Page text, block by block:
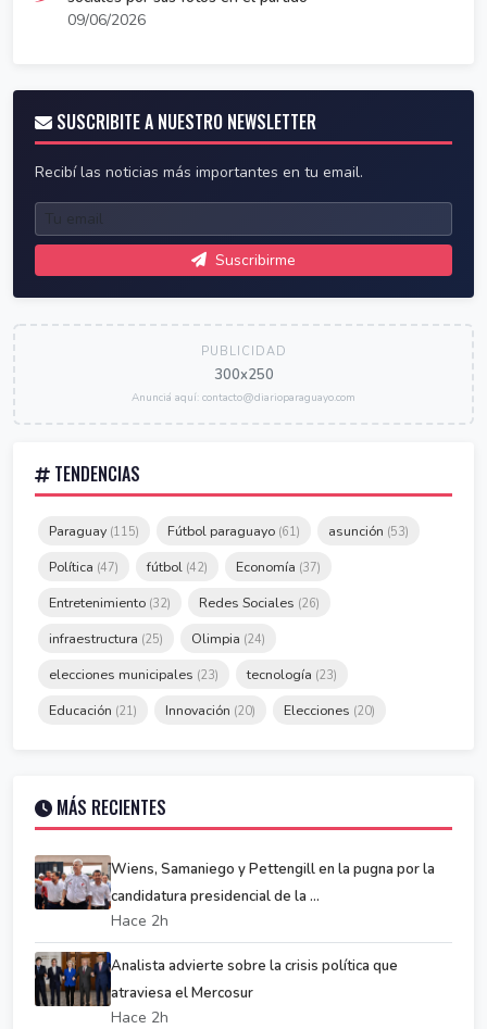
09/06/2026
SUSCRIBITE A NUESTRO NEWSLETTER
Recibí las noticias más importantes en tu email.
Suscribirme
PUBLICIDAD
300x250
Anunciá aquí: contacto@diarioparaguayo.com
TENDENCIAS
Paraguay (115) Fútbol paraguayo (61) asunción (53)
Política (47) fútbol (42) Economía (37)
Entretenimiento (32) Redes Sociales (26)
infraestructura (25) Olimpia (24)
elecciones municipales (23) tecnología (23)
Educación (21) Innovación (20) Elecciones (20)
MÁS RECIENTES
Wiens, Samaniego y Pettengill en la pugna por la
candidatura presidencial de la ...
Hace 2h
Analista advierte sobre la crisis política que
atraviesa el Mercosur
Hace 2h